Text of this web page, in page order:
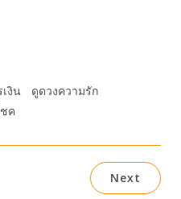
งิน
ดูดวงความรัก
ค
Next